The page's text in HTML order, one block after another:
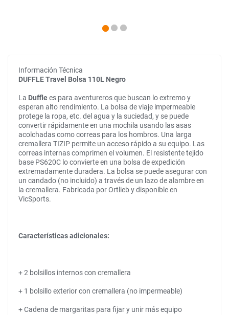
Información Técnica
DUFFLE Travel Bolsa 110L Negro
La Dufflees para aventureros que buscan lo extremo y
esperan alto rendimiento. La bolsa de viaje impermeable
protege la ropa, etc. del agua y la suciedad, y se puede
convertir rápidamente en una mochila usando las asas
acolchadas como correas para los hombros. Una larga
cremallera TIZIP permite un acceso rápido a su equipo. Las
correas internas comprimen el volumen. El resistente tejido
base PS620C lo convierte en una bolsa de expedición
extremadamente duradera. La bolsa se puede asegurar con
un candado (no incluido) a través de un lazo de alambre en
la cremallera. Fabricada por Ortlieb y disponible en
VicSports.
Características adicionales:
+ 2 bolsillos internos con cremallera
+ 1 bolsillo exterior con cremallera (no impermeable)
+ Cadena de margaritas para fijar y unir más equipo